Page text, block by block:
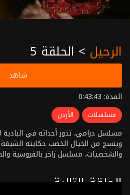
الرحيل > الحلقة 5
شاهد
المدة: 0:43:43
مسلسلات الأردن
مسلسل درامي، تدور أحداثه في البادية
وينسج من الخيال الخصب حكايته الشيقة
والشخصيات، مسلسل زاخر بالفروسية
الحلقة التالية